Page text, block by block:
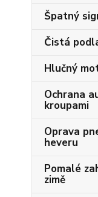
Špatný
Čistá
Hlučný
Ochrana
kroupami
Oprava
heveru
Pomalé
zimě